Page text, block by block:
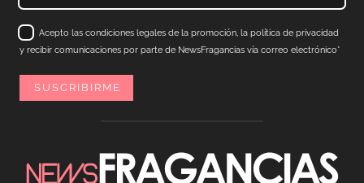
Acepto las condiciones legales de la promoción, la política de privacidad
y recibir comunicaciones por parte de NewsFragancias vía correo electrónico*